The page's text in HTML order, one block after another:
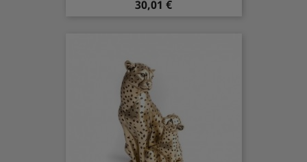
Precio
30,01 €